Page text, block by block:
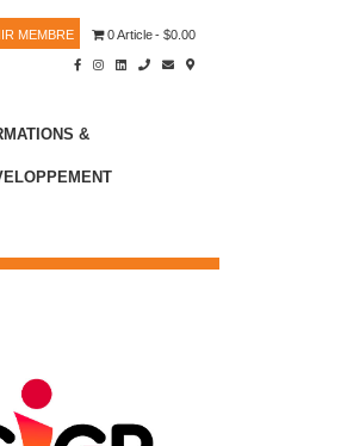
MEMBRE 0 Article $0.00
&